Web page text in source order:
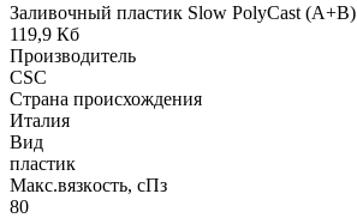
Заливочный пластик Slow PolyCast (A+B)
119,9 Кб
Производитель
CSC
Страна происхождения
Италия
Вид
пластик
Макс.вязкoсть, сПз
80